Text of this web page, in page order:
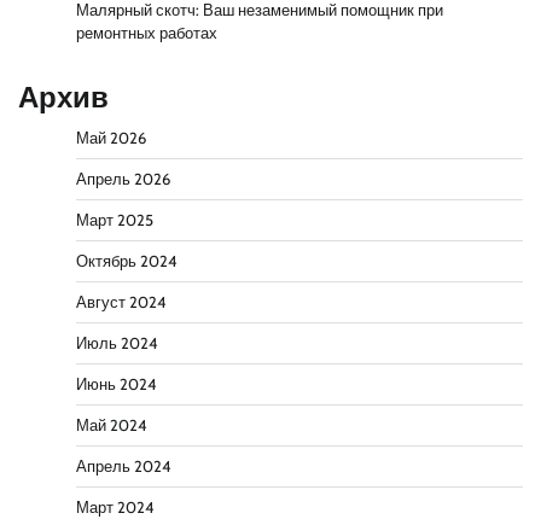
Малярный скотч: Ваш незаменимый помощник при
ремонтных работах
Архив
Май 2026
Апрель 2026
Март 2025
Октябрь 2024
Август 2024
Июль 2024
Июнь 2024
Май 2024
Апрель 2024
Март 2024